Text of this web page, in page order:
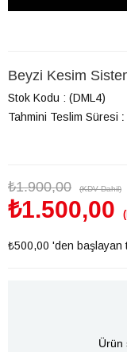
Beyzi Kesim
Stok Kodu
(DML4)
Tahmini Teslim Süresi :
₺1.900,00 (KDV Dahil)
₺1.500,00
₺500,00 'den başlayan
Ürün